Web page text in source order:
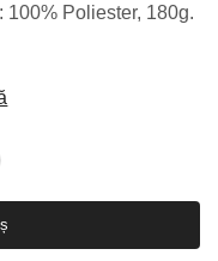
Poliester, 180g.